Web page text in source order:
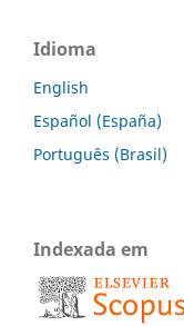
Idioma
English
Español (España)
Português (Brasil)
Indexada em